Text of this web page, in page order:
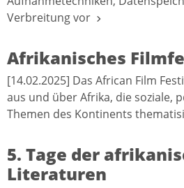
Verbreitung vor
Afrikanisches
[14.02.2025] Das African Film
aus und über Afrika, die soziale,
Themen des Kontinents
5. Tage der
Literaturen